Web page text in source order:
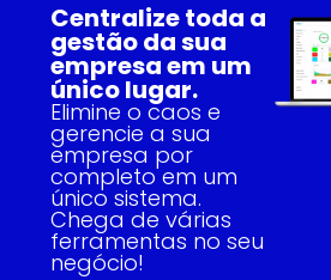
Centralize toda a
gestão da sua
empresa em um
único lugar.
Elimine o caos e
gerencie a sua
empresa por
completo em um
único sistema.
Chega de várias
ferramentas no seu
negócio!